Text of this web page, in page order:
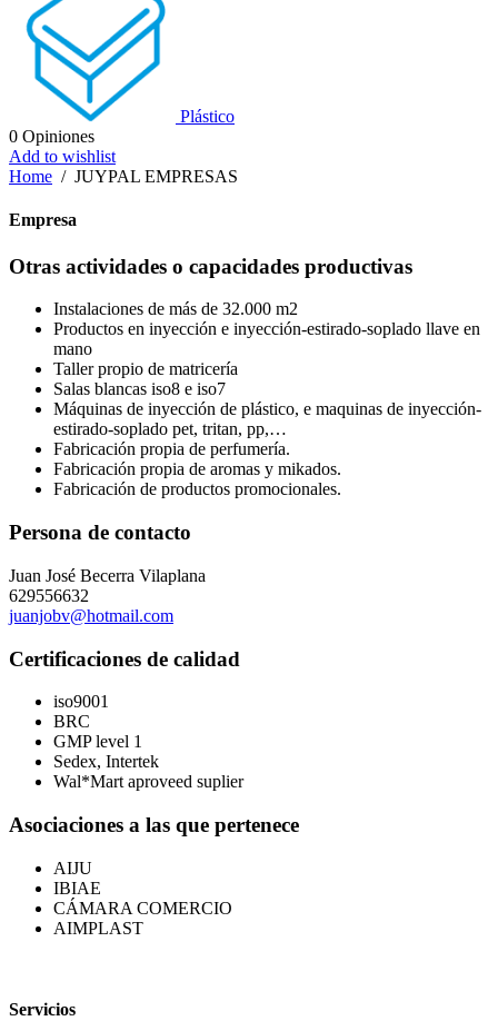
Plástico
0 Opiniones
Add to wishlist
Home / JUYPAL EMPRESAS
Empresa
Otras actividades o capacidades productivas
Instalaciones de más de 32.000 m2
Productos en inyección e inyección-estirado-soplado llave en
mano
Taller propio de matricería
Salas blancas iso8 e iso7
Máquinas de inyección de plástico, e maquinas de inyección-
estirado-soplado pet, tritan, pp,…
Fabricación propia de perfumería.
Fabricación propia de aromas y mikados.
Fabricación de productos promocionales.
Persona de contacto
Juan José Becerra Vilaplana
629556632
juanjobv@hotmail.com
Certificaciones de calidad
iso9001
BRC
GMP level 1
Sedex, Intertek
Wal*Mart aproveed suplier
Asociaciones a las que pertenece
AIJU
IBIAE
CÁMARA COMERCIO
AIMPLAST
Servicios